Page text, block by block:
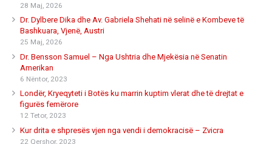
28 Maj, 2026
Dr. Dylbere Dika dhe Av. Gabriela Shehati në selinë e Kombeve të
Bashkuara, Vjenë, Austri
25 Maj, 2026
Dr. Bensson Samuel – Nga Ushtria dhe Mjekësia në Senatin
Amerikan
6 Nëntor, 2023
Londër, Kryeqyteti i Botës ku marrin kuptim vlerat dhe të drejtat e
figurës femërore
12 Tetor, 2023
Kur drita e shpresës vjen nga vendi i demokracisë – Zvicra
22 Qershor, 2023